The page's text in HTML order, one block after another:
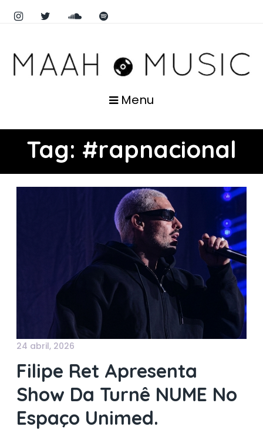
Menu
Tag: #rapnacional
24 abril, 2026
Filipe Ret Apresenta
Show Da Turnê NUME No
Espaço Unimed.